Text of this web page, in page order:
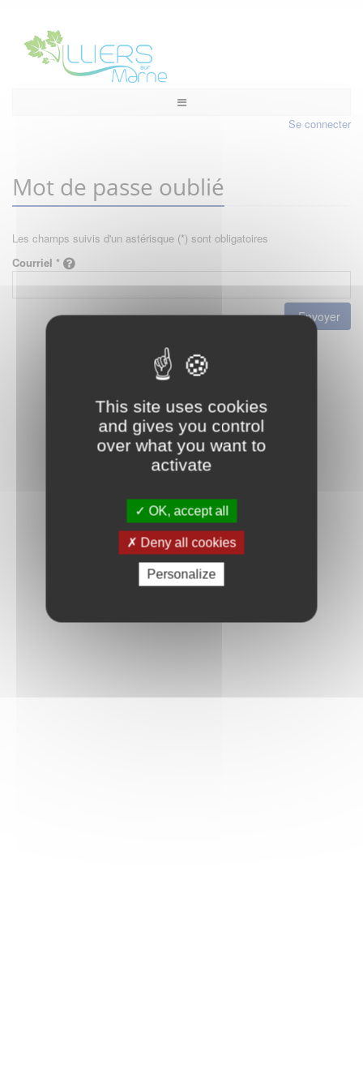
This site uses cookies
and gives you control
over what you want to
activate
OK, accept all
Deny all cookies
Personalize
Se connecter
Mot de passe oublié
Les champs suivis d'un astérisque (*) sont obligatoires
Courriel *
Envoyer